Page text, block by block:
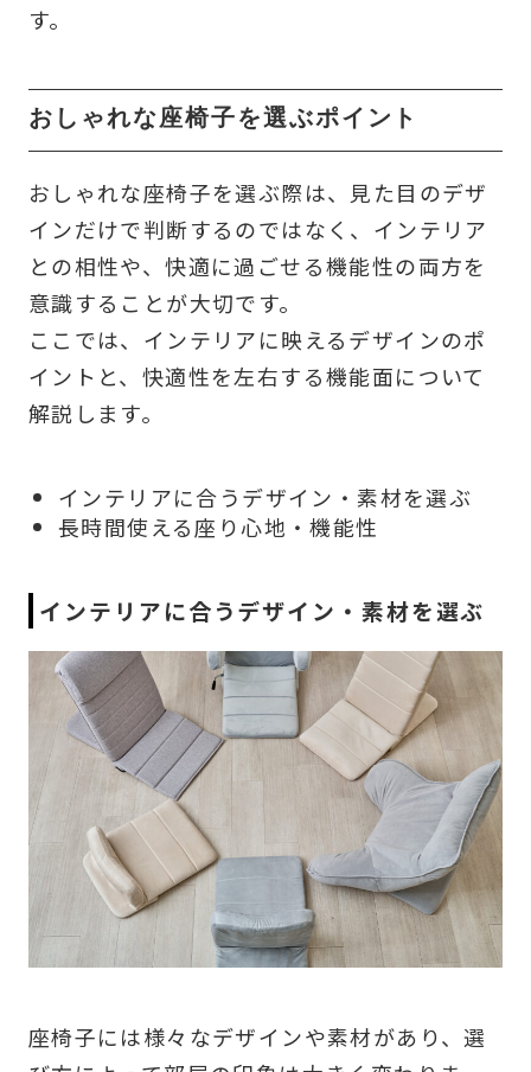
す。
おしゃれな座椅子を選ぶポイント
おしゃれな座椅子を選ぶ際は、見た目のデザ
インだけで判断するのではなく、インテリア
との相性や、快適に過ごせる機能性の両方を
意識することが大切です。
ここでは、インテリアに映えるデザインのポ
イントと、快適性を左右する機能面について
解説します。
インテリアに合うデザイン・素材を選ぶ
長時間使える座り心地・機能性
インテリアに合うデザイン・素材を選ぶ
座椅子には様々なデザインや素材があり、選